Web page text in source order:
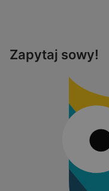
Zapytaj sowy!